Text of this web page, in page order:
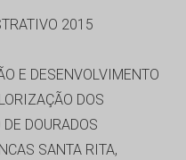
2015
E DESENVOLVIMENTO
DOS
DOURADOS
SANTA RITA,